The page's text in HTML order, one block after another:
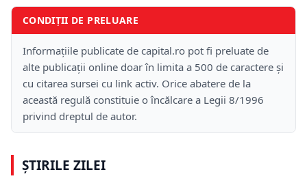
CONDIȚII DE PRELUARE
Informațiile publicate de capital.ro pot fi preluate de
alte publicații online doar în limita a 500 de caractere și
cu citarea sursei cu link activ. Orice abatere de la
această regulă constituie o încălcare a Legii 8/1996
privind dreptul de autor.
ȘTIRILE ZILEI